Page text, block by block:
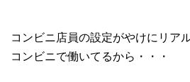
コンビニ店員の設定がやけにリ
コンビニで働いてるから・・・